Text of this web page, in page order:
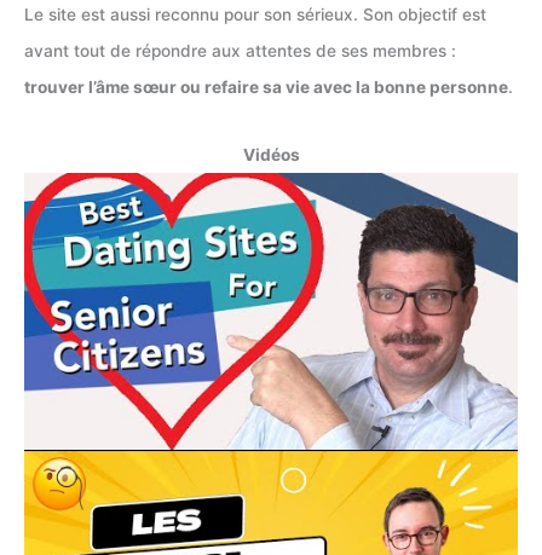
Le site est aussi reconnu pour son sérieux. Son objectif est
avant tout de répondre aux attentes de ses membres :
trouver l’âme sœur ou refaire sa vie avec la bonne personne.
Vidéos